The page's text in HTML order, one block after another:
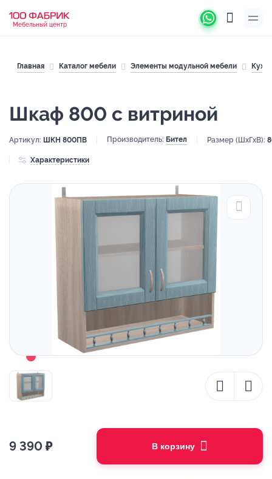
Мебельный центр
Главная Каталог мебели Элементы модульной мебели
Шкаф 800 с витриной
Артикул: ШКН 800ПВ Производитель: Бител Размер (ШхГхВ):
Характеристики
9 390 ₽ В корзину